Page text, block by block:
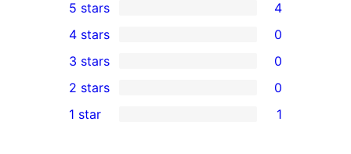
4
5-
star
reviews
5 stars 4
4-
star
reviews
4 stars 0
0
3-
star
3 stars 0
2-
2 stars 0
1 star 1